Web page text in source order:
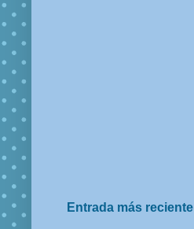
Entrada más reciente